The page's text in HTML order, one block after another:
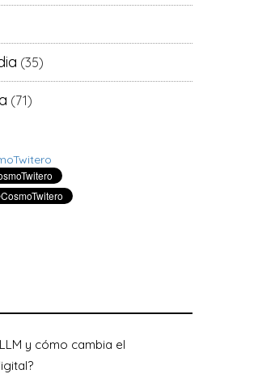
(35)
(71)
y cómo cambia el